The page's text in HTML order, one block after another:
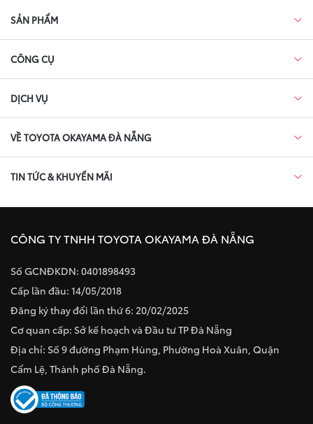
SẢN PHẨM
CÔNG CỤ
DỊCH VỤ
VỀ TOYOTA OKAYAMA ĐÀ NẴNG
TIN TỨC & KHUYẾN MÃI
CÔNG TY TNHH TOYOTA OKAYAMA ĐÀ NẴNG
Số GCNĐKDN: 0401898493
Cấp lần đầu: 14/05/2018
Đăng ký thay đổi lần thứ 6: 20/02/2025
Cơ quan cấp: Sở kế hoạch và Đầu tư TP Đà Nẵng
Địa chỉ: Số 9 đường Phạm Hùng, Phường Hoà Xuân, Quận
Cẩm Lệ, Thành phố Đà Nẵng.